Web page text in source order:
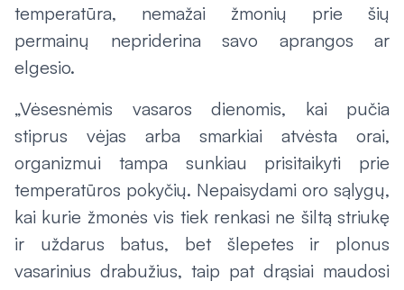
temperatūra, nemažai žmonių prie šių
permainų nepriderina savo aprangos ar
elgesio.
„Vėsesnėmis vasaros dienomis, kai pučia
stiprus vėjas arba smarkiai atvėsta orai,
organizmui tampa sunkiau prisitaikyti prie
temperatūros pokyčių. Nepaisydami oro sąlygų,
kai kurie žmonės vis tiek renkasi ne šiltą striukę
ir uždarus batus, bet šlepetes ir plonus
vasarinius drabužius, taip pat drąsiai maudosi